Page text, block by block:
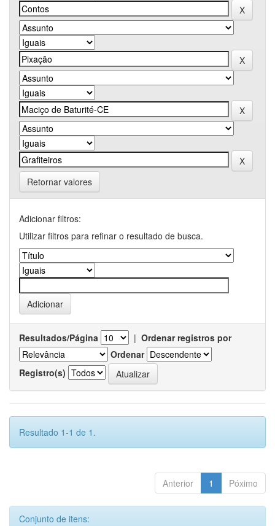
Retornar valores
Adicionar filtros:
Utilizar filtros para refinar o resultado de busca.
Resultados/Página | Ordenar registros por
Ordenar
Registro(s)
Resultado 1-1 de 1.
Anterior 1 Póximo
Conjunto de itens: